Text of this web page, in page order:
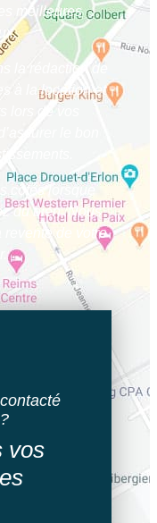
meilleures
la rédaction de
à la location et
lors de vos
le bon
côtés lorsque
du bien. Nous
revente de votre
vos